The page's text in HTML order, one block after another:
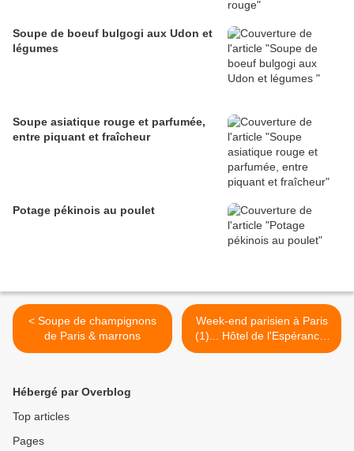
Soupe de boeuf bulgogi aux Udon et
légumes
Soupe asiatique rouge et parfumée,
entre piquant et fraîcheur
Potage pékinois au poulet
< Soupe de champignons
de Paris & marrons
Week-end parisien à Paris
(1)... Hôtel de l'Espérance,
candlelight >
Hébergé par Overblog
Top articles
Pages